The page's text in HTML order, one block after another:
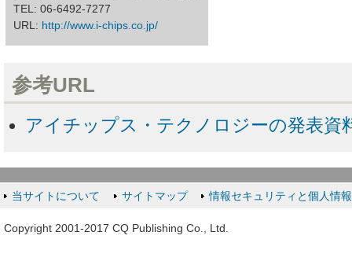
TEL: 06-6492-7277
URL: http://www.i-chips.co.jp/
参考URL
アイチップス・テクノロジーの発表資
当サイトについて サイトマップ 情報セキュリティと個人情
Copyright 2001-2017 CQ Publishing Co., Ltd.